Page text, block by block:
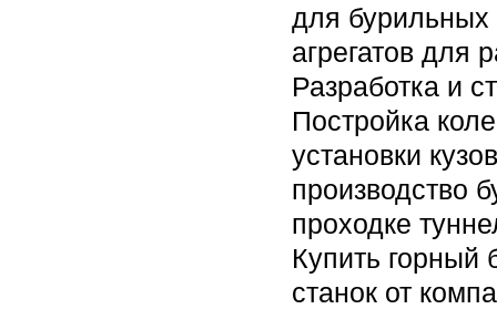
для бурильных
агрегатов для
Разработка и
Постройка
установки
производство
проходке
Купить горный
станок от